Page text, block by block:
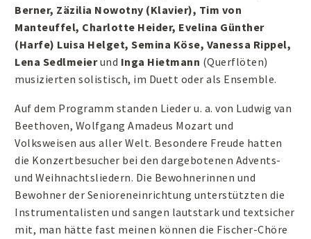
Berner, Zäzilia Nowotny (Klavier), Tim von
Manteuffel, Charlotte Heider, Evelina Günther
(Harfe) Luisa Helget, Semina Köse, Vanessa Rippel,
Lena Sedlmeierund Inga Hietmann (Querflöten)
musizierten solistisch, im Duett oder als Ensemble.
Auf dem Programm standen Lieder u. a. von Ludwig van
Beethoven, Wolfgang Amadeus Mozart und
Volksweisen aus aller Welt. Besondere Freude hatten
die Konzertbesucher bei den dargebotenen Advents-
und Weihnachtsliedern. Die Bewohnerinnen und
Bewohner der Senioreneinrichtung unterstützten die
Instrumentalisten und sangen lautstark und textsicher
mit, man hätte fast meinen können die Fischer-Chöre